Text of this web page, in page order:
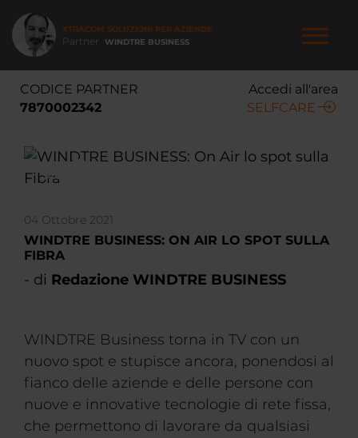
contenuto
principale
XTRACOM SOLUZIONI PER AZIENDE
Partner WINDTRE BUSINESS
CODICE PARTNER
7870002342
Accedi all'area
SELFCARE
NAVIGAZIONE
PRINCIPALE
04 Ottobre 2021
WINDTRE BUSINESS: ON AIR LO SPOT SULLA
FIBRA
- di Redazione WINDTRE BUSINESS
WINDTRE Business torna in TV con un
nuovo spot e stupisce ancora, ponendosi al
fianco delle aziende e delle persone con
nuove e innovative tecnologie di rete fissa,
che permettono di lavorare da qualsiasi